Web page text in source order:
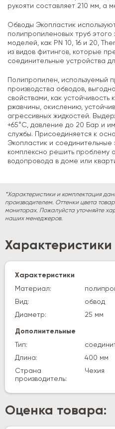
рукояти составляет 210 мм, а
Обводы Экопластик
полипропиленовых труб этого
моделей, как PN 10, 16 и 20,
из видов фитингов, которые
соединительные устройства
Полипропилен, используемый
производства обводов,
свойствами, как устойчивость
ржавчины, окислению,
агрессивных жидкостей.
+65°C, давление до 20 Бар и
службы. Присоединяется к
Экопластик и
комплексно решить проблему
водопровода в доме или
*Характеристики и комплектация
производителем. Оттенки цвета
мониторах. Пожалуйста уточняйте
наших менеджеров.
Характеристики
Характеристики
Материал:
Вид:
обвод
Диаметр:
25 мм
Дополнительные
Тип:
Длина:
400 мм
Страна
производитель:
Чехия
Оценка товара: